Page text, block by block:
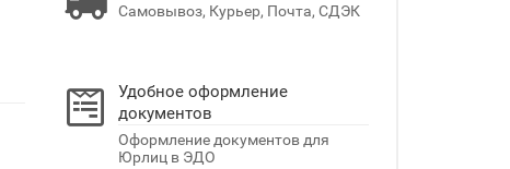
Самовывоз, Курьер, Почта, СДЭК
Удобное оформление
документов
Оформление документов для
Юрлиц в ЭДО